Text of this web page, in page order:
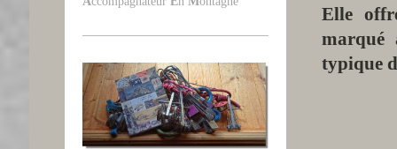
Elle
marqué
typique